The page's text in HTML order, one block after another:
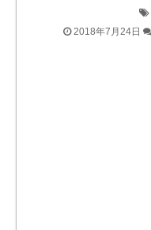
2018年7月24日